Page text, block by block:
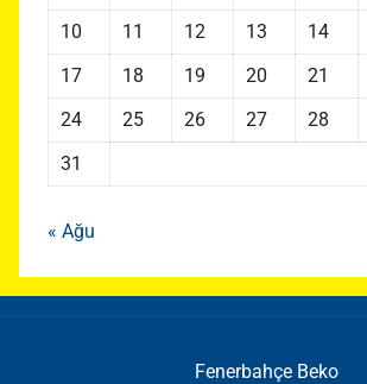
10
11 12 13 14
17
18 19 20 21
24
25 26 27 28
31
« Ağu
Fenerbahçe Beko